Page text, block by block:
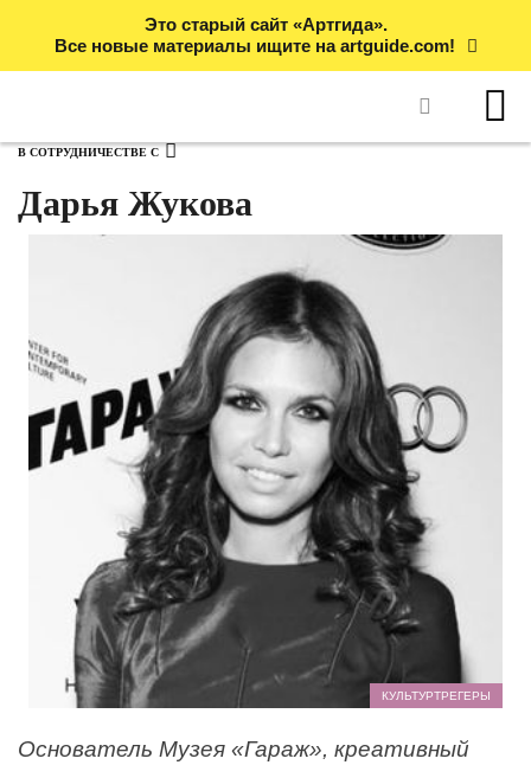
Это старый сайт «Артгида».
Все новые материалы ищите на artguide.com!
В СОТРУДНИЧЕСТВЕ С
Дарья Жукова
КУЛЬТУРТРЕГЕРЫ
Основатель Музея «Гараж», креативный